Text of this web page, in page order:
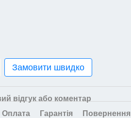
Замовити швидко
відгук або коментар
Оплата Гарантія Повернення